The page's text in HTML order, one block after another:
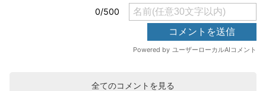
全てのコメントを見る